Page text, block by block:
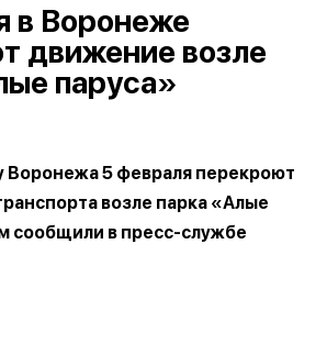
в Воронеже
движение возле
паруса»
Воронежа 5 февраля перекроют
возле парка «Алые
сообщили в пресс-службе